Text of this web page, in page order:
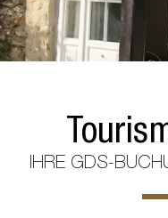
IHRE GDS-